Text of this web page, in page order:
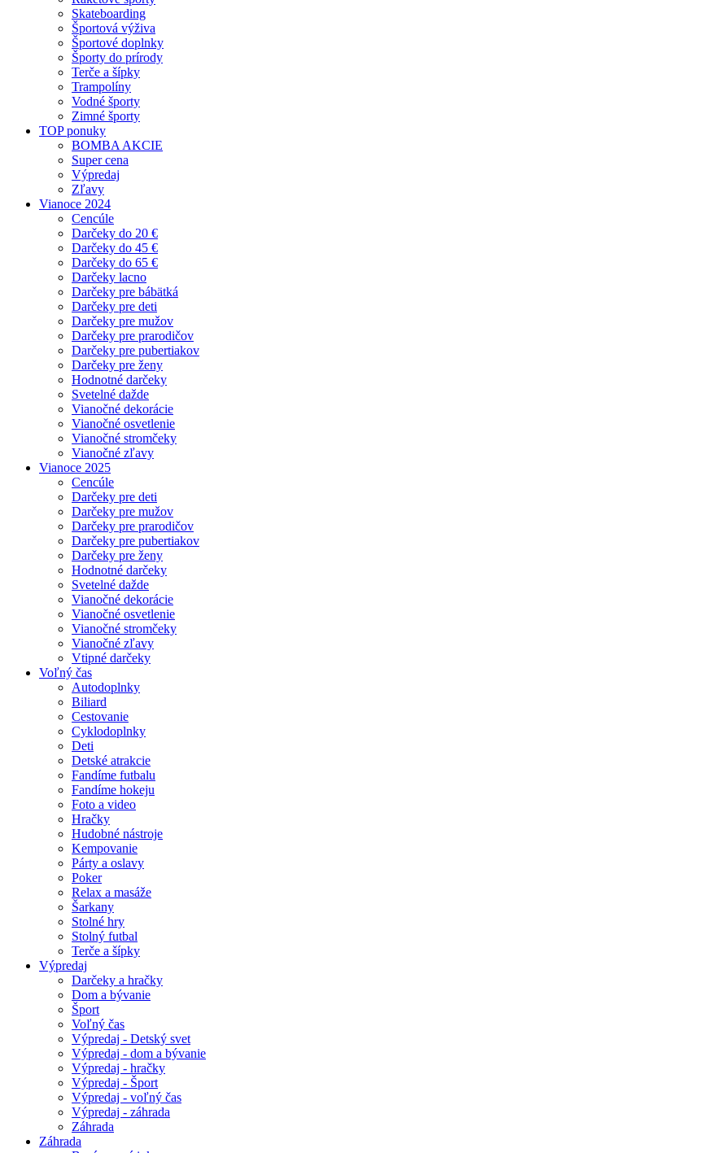
Skateboarding
Športová výživa
Športové doplnky
Športy do prírody
Terče a šípky
Trampolíny
Vodné športy
Zimné športy
TOP ponuky
BOMBA AKCIE
Super cena
Výpredaj
Zľavy
Vianoce 2024
Cencúle
Darčeky do 20 €
Darčeky do 45 €
Darčeky do 65 €
Darčeky lacno
Darčeky pre bábätká
Darčeky pre deti
Darčeky pre mužov
Darčeky pre prarodičov
Darčeky pre pubertiakov
Darčeky pre ženy
Hodnotné darčeky
Svetelné dažde
Vianočné dekorácie
Vianočné osvetlenie
Vianočné stromčeky
Vianočné zľavy
Vianoce 2025
Cencúle
Darčeky pre deti
Darčeky pre mužov
Darčeky pre prarodičov
Darčeky pre pubertiakov
Darčeky pre ženy
Hodnotné darčeky
Svetelné dažde
Vianočné dekorácie
Vianočné osvetlenie
Vianočné stromčeky
Vianočné zľavy
Vtipné darčeky
Voľný čas
Autodoplnky
Biliard
Cestovanie
Cyklodoplnky
Deti
Detské atrakcie
Fandíme futbalu
Fandíme hokeju
Foto a video
Hračky
Hudobné nástroje
Kempovanie
Párty a oslavy
Poker
Relax a masáže
Šarkany
Stolné hry
Stolný futbal
Terče a šípky
Výpredaj
Darčeky a hračky
Dom a bývanie
Šport
Voľný čas
Výpredaj - Detský svet
Výpredaj - dom a bývanie
Výpredaj - hračky
Výpredaj - Šport
Výpredaj - voľný čas
Výpredaj - záhrada
Záhrada
Záhrada